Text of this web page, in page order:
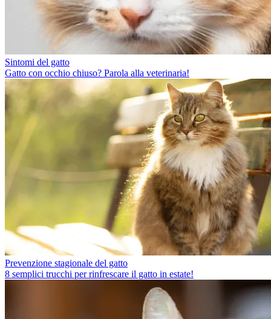
Sintomi del gatto
Gatto con occhio chiuso? Parola alla veterinaria!
Prevenzione stagionale del gatto
8 semplici trucchi per rinfrescare il gatto in estate!